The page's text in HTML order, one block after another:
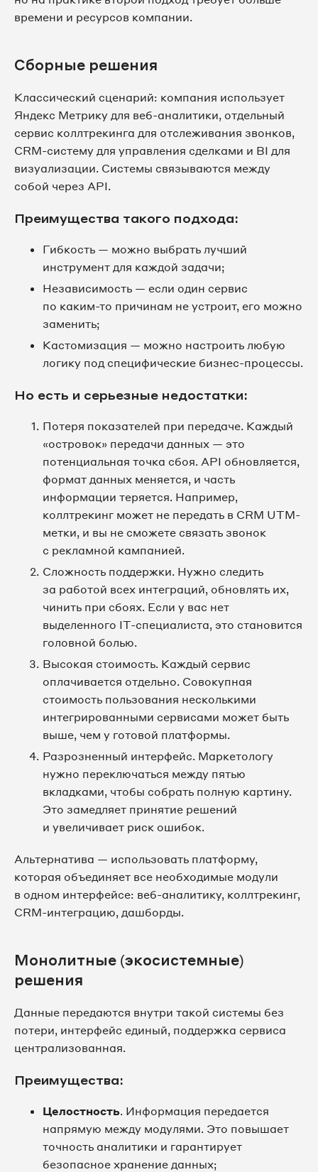
времени и ресурсов компании.
Сборные решения
Классический сценарий: компания использует
Яндекс Метрику для веб-аналитики, отдельный
сервис коллтрекинга для отслеживания звонков,
CRM-систему для управления сделками и BI для
визуализации. Системы связываются между
собой через API.
Преимущества такого подхода:
Гибкость — можно выбрать лучший
инструмент для каждой задачи;
Независимость — если один сервис
по каким-то причинам не устроит, его можно
заменить;
Кастомизация — можно настроить любую
логику под специфические бизнес-процессы.
Но есть и серьезные недостатки:
Потеря показателей при передаче. Каждый
«островок» передачи данных — это
потенциальная точка сбоя. API обновляется,
формат данных меняется, и часть
информации теряется. Например,
коллтрекинг может не передать в CRM UTM-
метки, и вы не сможете связать звонок
с рекламной кампанией.
Сложность поддержки. Нужно следить
за работой всех интеграций, обновлять их,
чинить при сбоях. Если у вас нет
выделенного IT-специалиста, это становится
головной болью.
Высокая стоимость. Каждый сервис
оплачивается отдельно. Совокупная
стоимость пользования несколькими
интегрированными сервисами может быть
выше, чем у готовой платформы.
Разрозненный интерфейс. Маркетологу
нужно переключаться между пятью
вкладками, чтобы собрать полную картину.
Это замедляет принятие решений
и увеличивает риск ошибок.
Альтернатива — использовать платформу,
которая объединяет все необходимые модули
в одном интерфейсе: веб-аналитику, коллтрекинг,
CRM-интеграцию, дашборды.
Монолитные (экосистемные)
решения
Данные передаются внутри такой системы без
потери, интерфейс единый, поддержка сервиса
централизованная.
Преимущества:
Целостность. Информация передается
напрямую между модулями. Это повышает
точность аналитики и гарантирует
безопасное хранение данных;